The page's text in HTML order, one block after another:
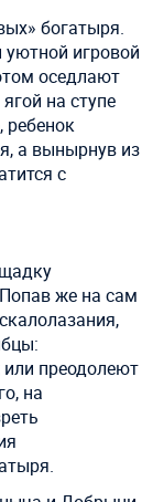
богатыря.
игровой
оседлают
на ступе
ребенок
а вынырнув из
с
же на сам
преодолеют
на